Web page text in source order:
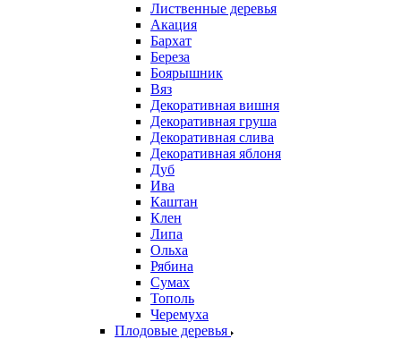
Лиственные деревья
Акация
Бархат
Береза
Боярышник
Вяз
Декоративная вишня
Декоративная груша
Декоративная слива
Декоративная яблоня
Дуб
Ива
Каштан
Клен
Липа
Ольха
Рябина
Сумах
Тополь
Черемуха
Плодовые деревья